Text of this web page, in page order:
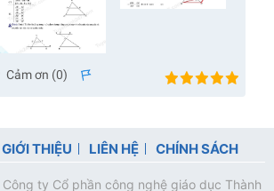
Cảm ơn (0)
GIỚI THIỆU LIÊN HỆ CHÍNH SÁCH
ty Cổ phần công nghệ giáo dục Thành